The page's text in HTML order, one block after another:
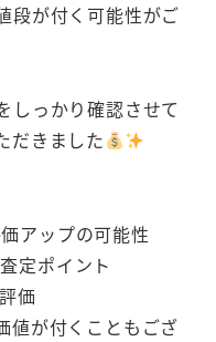
段が付く可能性がご
しっかり確認させて
だきました
アップの可能性
定ポイント
価
値が付くこともござ